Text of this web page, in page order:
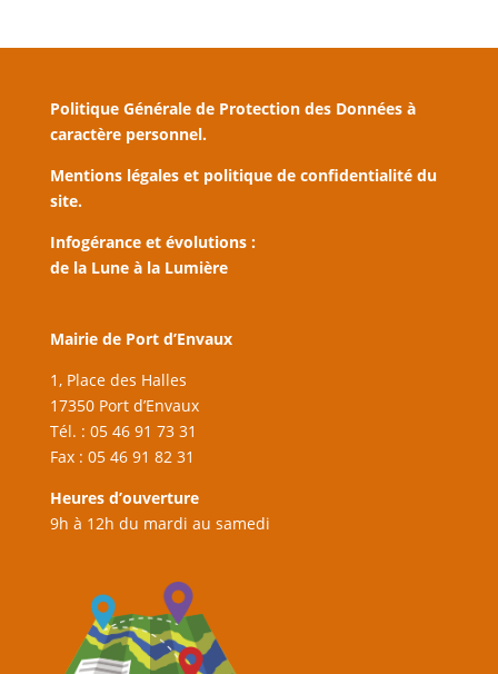
Politique Générale de Protection des Données à
caractère personnel.
Mentions légales et politique de confidentialité du
site.
Infogérance et évolutions :
de la Lune à la Lumière
Mairie de Port d’Envaux
1, Place des Halles
17350 Port d’Envaux
Tél. : 05 46 91 73 31
Fax : 05 46 91 82 31
Heures d’ouverture
9h à 12h du mardi au samedi